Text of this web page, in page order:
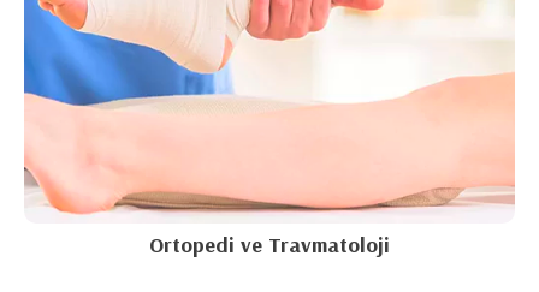
Ortopedi ve Travmatoloji